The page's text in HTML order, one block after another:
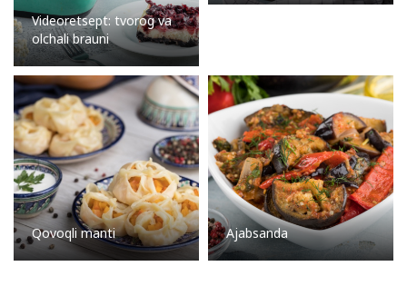
Videoretsept: tvorog va
olchali brauni
Qovoqli manti Ajabsanda